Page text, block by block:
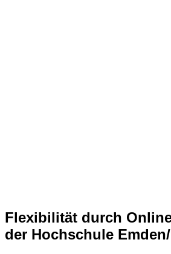
Flexibilität durch
der Hochschule